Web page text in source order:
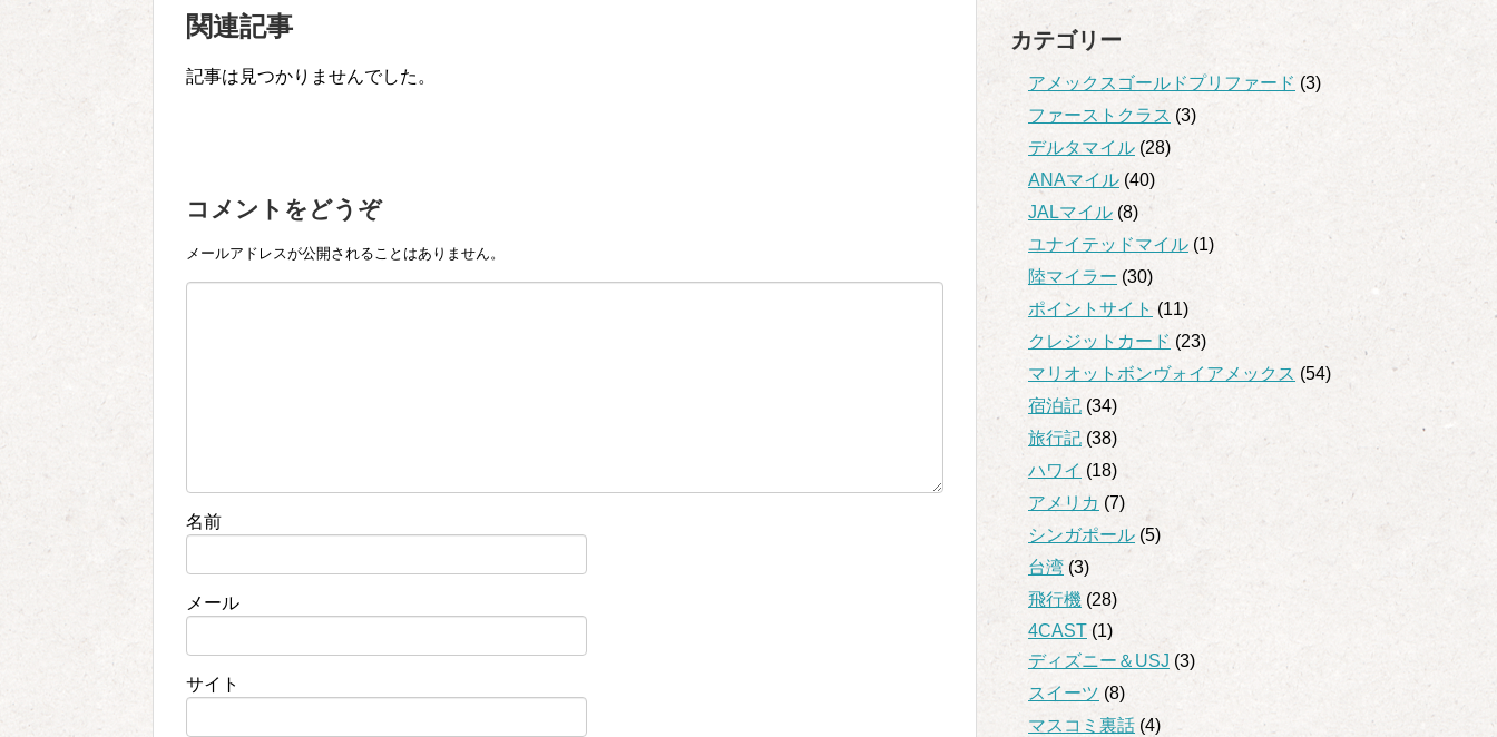
関連記事
記事は見つかりませんでした。
コメントをどうぞ
メールアドレスが公開されることはありません。
名前
メール
サイト
カテゴリー
アメックスゴールドプリファード (3)
ファーストクラス (3)
デルタマイル (28)
ANAマイル (40)
JALマイル (8)
ユナイテッドマイル (1)
陸マイラー (30)
ポイントサイト (11)
クレジットカード (23)
マリオットボンヴォイアメックス (54)
宿泊記 (34)
旅行記 (38)
ハワイ (18)
アメリカ (7)
シンガポール (5)
台湾 (3)
飛行機 (28)
4CAST (1)
ディズニー＆USJ (3)
スイーツ (8)
マスコミ裏話 (4)